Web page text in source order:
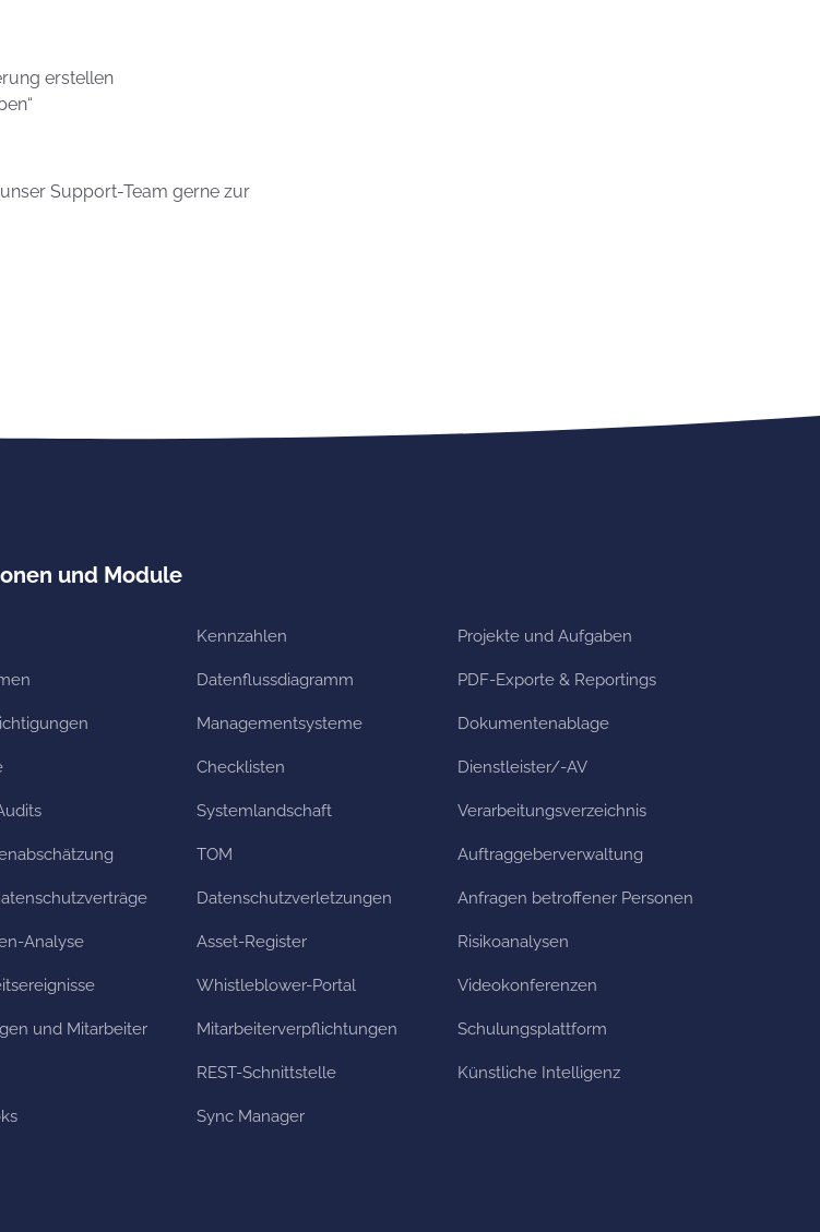
erstellen
Support-Team gerne zur
und Module
Kennzahlen Projekte und Aufgaben
Datenflussdiagramm PDF-Exporte & Reportings
Managementsysteme Dokumentenablage
Checklisten Dienstleister/-AV
Systemlandschaft Verarbeitungs­verzeichnis
TOM Auftraggeberverwaltung
Datenschutzverletzungen Anfragen betroffener Personen
Analyse Asset-Register Risikoanalysen
Whistleblower-Portal Videokonferenzen
und Mitarbeiter Mitarbeiterverpflichtungen Schulungsplattform
REST-Schnittstelle Künstliche Intelligenz
Sync Manager